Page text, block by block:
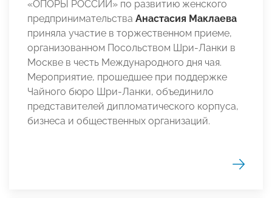
«ОПОРЫ РОССИИ» по развитию женского
предпринимательства Анастасия Маклаева
приняла участие в торжественном приеме,
организованном Посольством Шри-Ланки в
Москве в честь Международного дня чая.
Мероприятие, прошедшее при поддержке
Чайного бюро Шри-Ланки, объединило
представителей дипломатического корпуса,
бизнеса и общественных организаций.